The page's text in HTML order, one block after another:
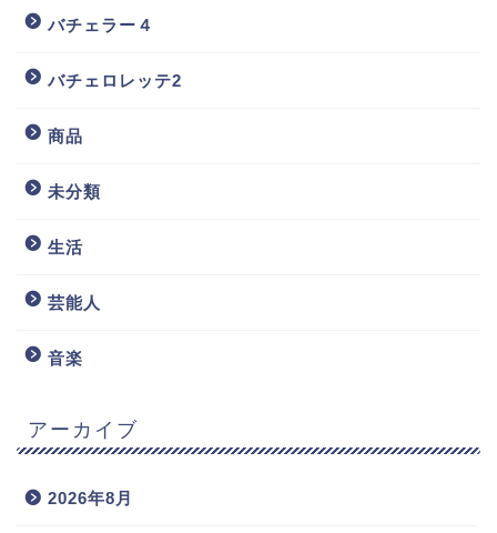
バチェラー４
バチェロレッテ2
商品
未分類
生活
芸能人
音楽
アーカイブ
2026年8月